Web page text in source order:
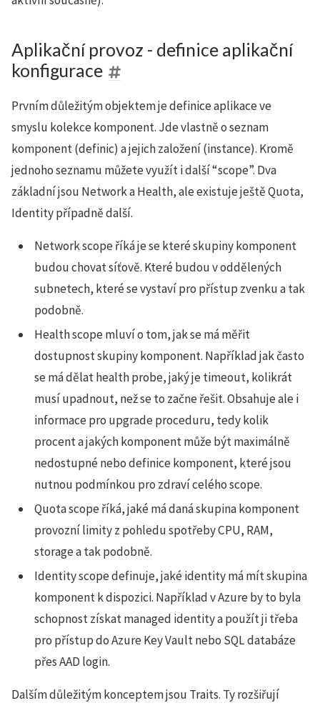
Aplikační provoz - definice aplikační
konfigurace
Prvním důležitým objektem je definice aplikace ve
smyslu kolekce komponent. Jde vlastně o seznam
komponent (definic) a jejich založení (instance). Kromě
jednoho seznamu můžete využít i další “scope”. Dva
základní jsou Network a Health, ale existuje ještě Quota,
Identity případně další.
Network scope říká je se které skupiny komponent
budou chovat síťově. Které budou v oddělených
subnetech, které se vystaví pro přístup zvenku a tak
podobně.
Health scope mluví o tom, jak se má měřit
dostupnost skupiny komponent. Například jak často
se má dělat health probe, jaký je timeout, kolikrát
musí upadnout, než se to začne řešit. Obsahuje ale i
informace pro upgrade proceduru, tedy kolik
procent a jakých komponent může být maximálně
nedostupné nebo definice komponent, které jsou
nutnou podmínkou pro zdraví celého scope.
Quota scope říká, jaké má daná skupina komponent
provozní limity z pohledu spotřeby CPU, RAM,
storage a tak podobně.
Identity scope definuje, jaké identity má mít skupina
komponent k dispozici. Například v Azure by to byla
schopnost získat managed identity a použít ji třeba
pro přístup do Azure Key Vault nebo SQL databáze
přes AAD login.
Dalším důležitým konceptem jsou Traits. Ty rozšiřují